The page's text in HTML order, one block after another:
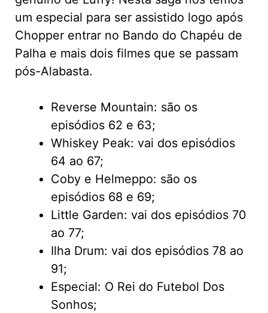
um especial para ser assistido logo após
Chopper entrar no Bando do Chapéu de
Palha e mais dois filmes que se passam
pós-Alabasta.
Reverse Mountain: são os
episódios 62 e 63;
Whiskey Peak: vai dos episódios
64 ao 67;
Coby e Helmeppo: são os
episódios 68 e 69;
Little Garden: vai dos episódios 70
ao 77;
Ilha Drum: vai dos episódios 78 ao
91;
Especial: O Rei do Futebol Dos
Sonhos;